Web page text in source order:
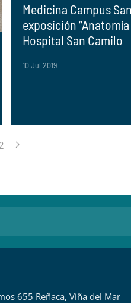
Medicina Campus
exposición
Hospital San Camilo
10 Jul 2019
655 Reñaca, Viña del Mar